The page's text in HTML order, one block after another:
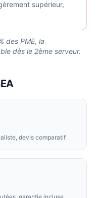
supérieur,
des PME, la
dès le 2ème serveur.
devis comparatif